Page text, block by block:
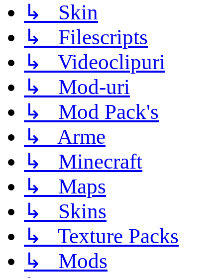
↳ Skin
↳ Filescripts
↳ Videoclipuri
↳ Mod-uri
↳ Mod Pack's
↳ Arme
↳ Minecraft
↳ Maps
↳ Skins
↳ Texture Packs
↳ Mods